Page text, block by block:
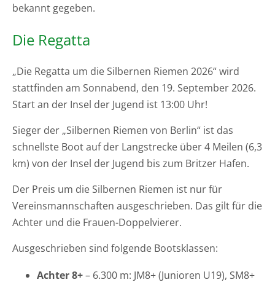
bekannt gegeben.
Die Regatta
„Die Regatta um die Silbernen Riemen 2026“ wird
stattfinden am Sonnabend, den 19. September 2026.
Start an der Insel der Jugend ist 13:00 Uhr!
Sieger der „Silbernen Riemen von Berlin“ ist das
schnellste Boot auf der Langstrecke über 4 Meilen (6,3
km) von der Insel der Jugend bis zum Britzer Hafen.
Der Preis um die Silbernen Riemen ist nur für
Vereinsmannschaften ausgeschrieben. Das gilt für die
Achter und die Frauen-Doppelvierer.
Ausgeschrieben sind folgende Bootsklassen:
Achter 8+– 6.300 m: JM8+ (Junioren U19), SM8+